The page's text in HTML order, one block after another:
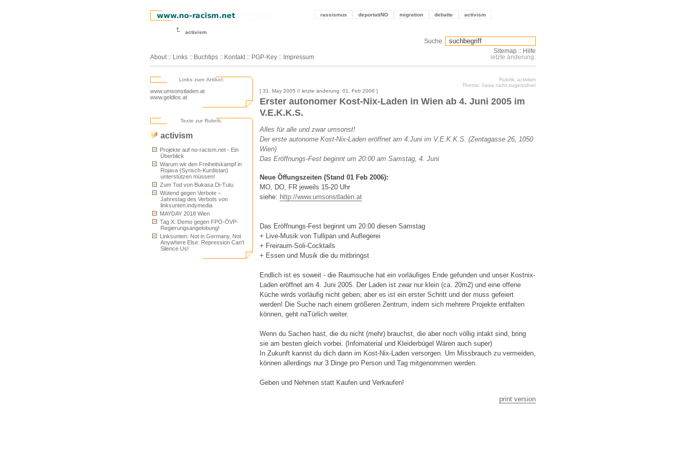
rassismus deportatiNO migration debatte activism
activism
About :: Links :: Buchtips :: Kontakt :: PGP-Key :: Impressum
Suche:
Sitemap :: Hilfe
letzte änderung:
Links zum Artikel:
www.umsonstladen.at
www.geldlos.at
Texte zur Rubrik:
activism
Projekte auf no-racism.net - Ein
Überblick
Warum wir den Freiheitskampf in
Rojava (Syrisch-Kurdistan)
unterstützen müssen!
Zum Tod von Bukasa Di-Tutu
Wütend gegen Verbote –
Jahrestag des Verbots von
linksunten.indymedia
MAYDAY 2018 Wien
Tag X: Demo gegen FPÖ-ÖVP-
Regierungsangelobung!
Linksunten: Not in Germany, Not
Anywhere Else: Repression Can't
Silence Us!
Rubrik: activism
Thema: 0aaa nicht zugeordnet
[ 31. May 2005 // letzte änderung: 01. Feb 2006 ]
Erster autonomer Kost-Nix-Laden in Wien ab 4. Juni 2005 im
V.E.K.K.S.
Alles für alle und zwar umsonst!
Der erste autonome Kost-Nix-Laden eröffnet am 4.Juni im V.E.K.K.S. (Zentagasse 26, 1050
Wien)
Das Eröffnungs-Fest beginnt um 20:00 am Samstag, 4. Juni
Neue Öffungszeiten (Stand 01 Feb 2006):
MO, DO, FR jeweils 15-20 Uhr
siehe: http://www.umsonstladen.at
Das Eröffnungs-Fest beginnt um 20:00 diesen Samstag
+ Live-Musik von Tullipan und Auflegerei
+ Freiraum-Soli-Cocktails
+ Essen und Musik die du mitbringst
Endlich ist es soweit - die Raumsuche hat ein vorläufiges Ende gefunden und unser Kostnix-
Laden eröffnet am 4. Juni 2005. Der Laden ist zwar nur klein (ca. 20m2) und eine offene
Küche wirds vorläufig nicht geben, aber es ist ein erster Schritt und der muss gefeiert
werden! Die Suche nach einem größeren Zentrum, indem sich mehrere Projekte entfalten
können, geht naTürlich weiter.
Wenn du Sachen hast, die du nicht (mehr) brauchst, die aber noch völlig intakt sind, bring
sie am besten gleich vorbei. (Infomaterial und Kleiderbügel Wären auch super)
In Zukunft kannst du dich dann im Kost-Nix-Laden versorgen. Um Missbrauch zu vermeiden,
können allerdings nur 3 Dinge pro Person und Tag mitgenommen werden.
Geben und Nehmen statt Kaufen und Verkaufen!
print version